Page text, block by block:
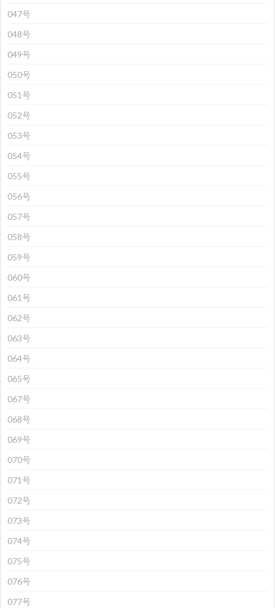
047号
048号
049号
050号
051号
052号
053号
054号
055号
056号
057号
058号
059号
060号
061号
062号
063号
064号
065号
067号
068号
069号
070号
071号
072号
073号
074号
075号
076号
077号